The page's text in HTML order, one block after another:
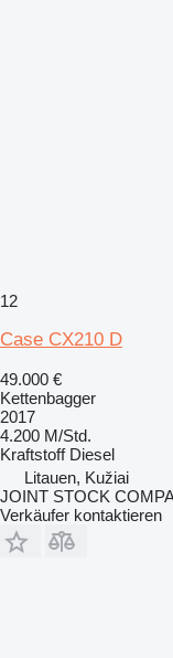
12
Case CX210 D
49.000 €
Kettenbagger
2017
4.200 M/Std.
Kraftstoff Diesel
Litauen, Kužiai
JOINT STOCK
Verkäufer kontaktieren